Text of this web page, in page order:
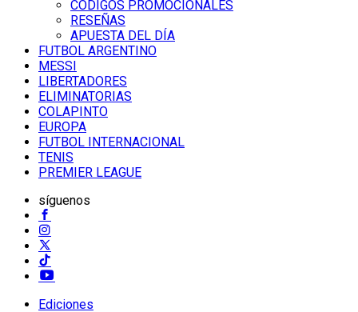
CÓDIGOS PROMOCIONALES
RESEÑAS
APUESTA DEL DÍA
FUTBOL ARGENTINO
MESSI
LIBERTADORES
ELIMINATORIAS
COLAPINTO
EUROPA
FUTBOL INTERNACIONAL
TENIS
PREMIER LEAGUE
síguenos
Ediciones